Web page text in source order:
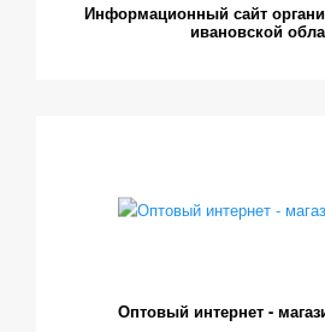
Информационный сайт
ивановской
Оптовый интернет -